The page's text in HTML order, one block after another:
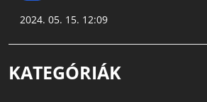
2024. 05. 15. 12:09
KATEGÓRIÁK